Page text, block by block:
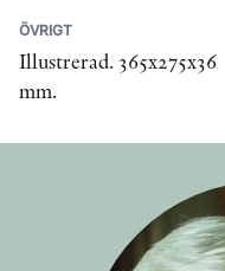
ÖVRIGT
Illustrerad. 365x275x36
mm.